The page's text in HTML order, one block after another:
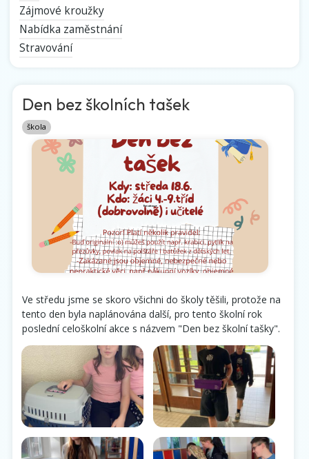
Zájmové kroužky
Nabídka zaměstnání
Stravování
Den bez školních tašek
škola
Ve středu jsme se skoro všichni do školy těšili, protože na
tento den byla naplánována další, pro tento školní rok
poslední celoškolní akce s názvem "Den bez školní tašky".